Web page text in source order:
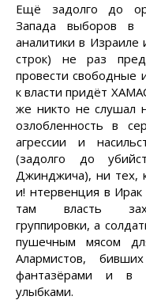
Ещё задолго до
Запада выборов в
аналитики в Израиле
строк) не раз
провести свободные
к власти придёт
же никто не слушал
озлобленность в
агрессии и
(задолго до
Джинджича), ни тех,
и! нтервенция в
там власть
группировки, а
пушечным мясом
Алармистов,
фантазёрами и в
улыбками.